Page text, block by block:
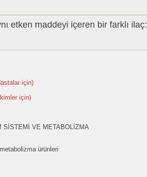
etken maddeyi içeren bir farklı ilaç:
için)
için)
SİSTEMİ VE METABOLİZMA
ürünleri